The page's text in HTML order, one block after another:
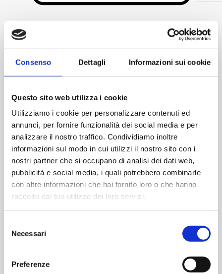
Consenso Dettagli Informazioni sui cookie
Questo sito web utilizza i cookie
Utilizziamo i cookie per personalizzare contenuti ed
annunci, per fornire funzionalità dei social media e per
analizzare il nostro traffico. Condividiamo inoltre
informazioni sul modo in cui utilizzi il nostro sito con i
nostri partner che si occupano di analisi dei dati web,
pubblicità e social media, i quali potrebbero combinarle
con altre informazioni che hai fornito loro o che hanno
raccolto dal tuo utilizzo dei loro servizi.
delNecessari
Preferenze
Skip to the beginning of the images gallery
Idonea copertura assicurativa rilasciata da REVO - ex
< 35 q.li con massimale assicurativo € 77.500.000 per 30
giorni
Disponibilita':Disponibile
ACQUISTA